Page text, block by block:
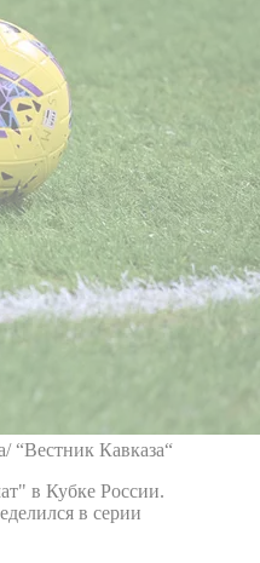
“Вестник Кавказа“
в Кубке России.
в серии